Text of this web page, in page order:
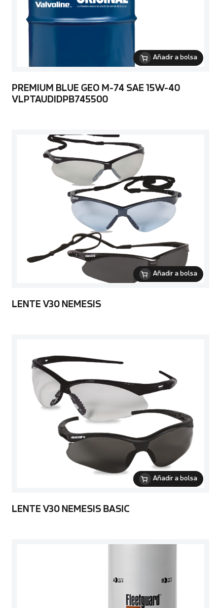
Añadir a bolsa
PREMIUM BLUE GEO M-74 SAE 15W-40
VLPTAUDIDPB745500
Añadir a bolsa
LENTE V30 NEMESIS
Añadir a bolsa
LENTE V30 NEMESIS BASIC